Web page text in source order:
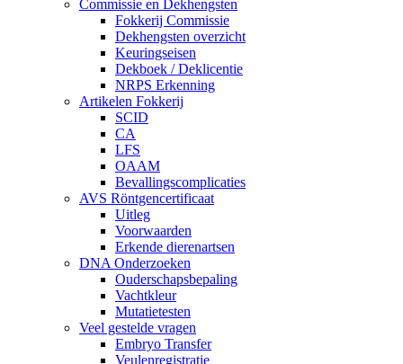
Commissie en Dekhengsten
Fokkerij Commissie
Dekhengsten overzicht
Keuringseisen
Dekboek / Deklicentie
NRPS Erkenning
Artikelen Fokkerij
SCID
CA
LFS
OAAM
Bevallingscomplicaties
AVS Röntgencertificaat
Uitleg
Voorwaarden
Erkende dierenartsen
DNA Onderzoeken
Ouderschapsbepaling
Vachtkleur
Mutatietesten
Veel gestelde vragen
Embryo Transfer
Veulenregistratie